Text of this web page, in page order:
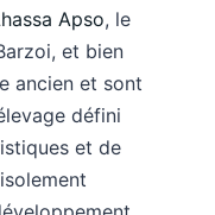
Apso, le
et bien
ancien et sont
défini
et de